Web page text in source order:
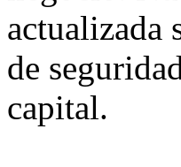
actualizada
de
capital.